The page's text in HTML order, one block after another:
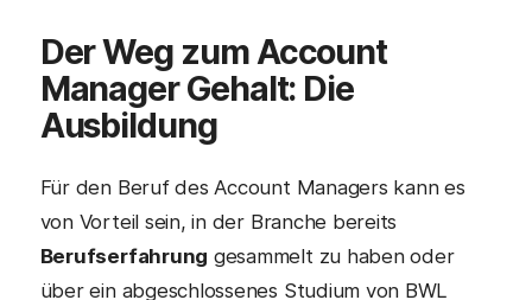
Der Weg zumAccount
ManagerGehalt: Die
Ausbildung
Für den Beruf des Account Managers kann es
von Vorteil sein, in der Branche bereits
Berufserfahrung gesammelt zu haben oder
über ein abgeschlossenes Studium von BWL